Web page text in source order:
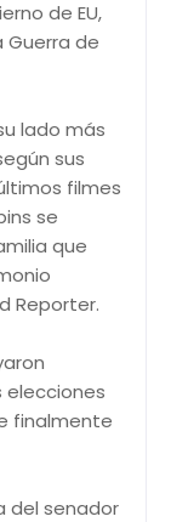
de EU,
de
lado más
sus
filmes
se
que
Reporter.
elecciones
finalmente
del senador